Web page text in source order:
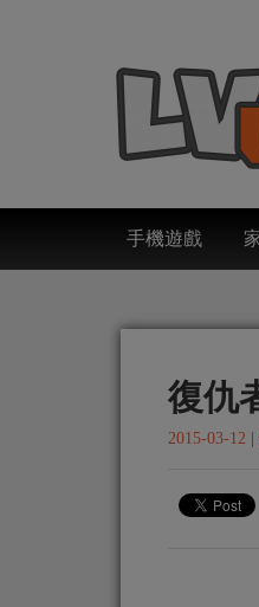
手機遊戲
復仇
2015-03-12